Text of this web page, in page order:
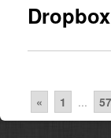
« 1 ... 57